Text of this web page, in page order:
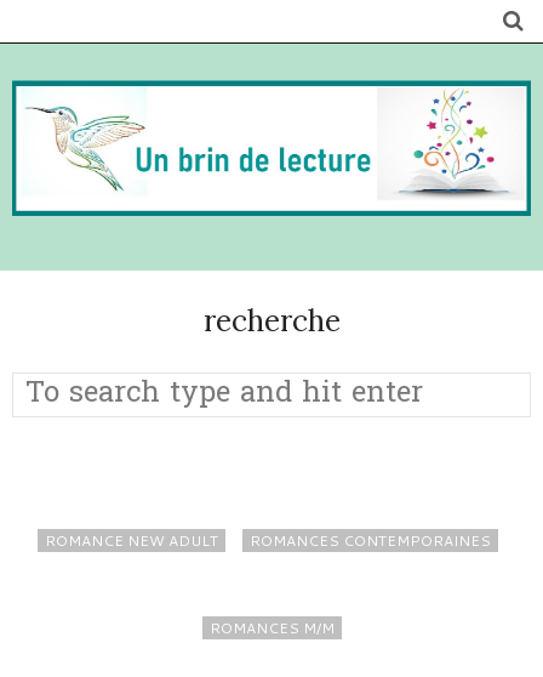
recherche
ROMANCE NEW ADULT ROMANCES CONTEMPORAINES
ROMANCES M/M